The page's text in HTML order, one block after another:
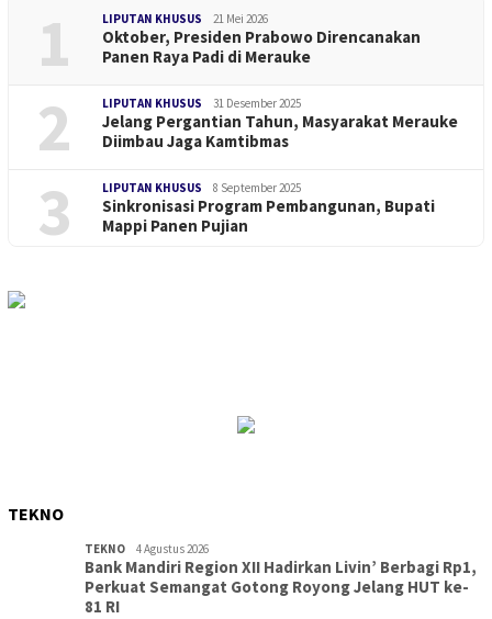
1 LIPUTAN KHUSUS 21 Mei 2026
Oktober, Presiden Prabowo Direncanakan
Panen Raya Padi di Merauke
2 LIPUTAN KHUSUS 31 Desember 2025
Jelang Pergantian Tahun, Masyarakat Merauke
Diimbau Jaga Kamtibmas
3 LIPUTAN KHUSUS 8 September 2025
Sinkronisasi Program Pembangunan, Bupati
Mappi Panen Pujian
TEKNO
TEKNO 4 Agustus 2026
Bank Mandiri Region XII Hadirkan Livin’ Berbagi Rp1,
Perkuat Semangat Gotong Royong Jelang HUT ke-
81 RI